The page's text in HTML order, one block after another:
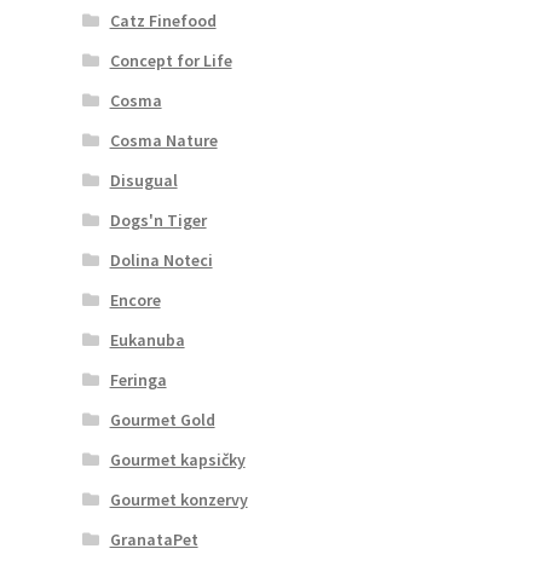
Catz Finefood
Concept for Life
Cosma
Cosma Nature
Disugual
Dogs'n Tiger
Dolina Noteci
Encore
Eukanuba
Feringa
Gourmet Gold
Gourmet kapsičky
Gourmet konzervy
GranataPet